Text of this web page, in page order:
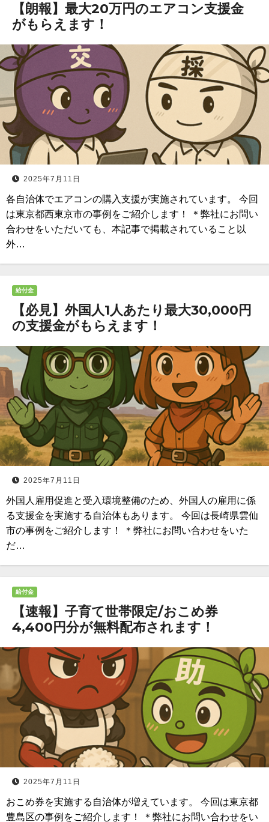
【朗報】最大20万円のエアコン支援金
がもらえます！
2025年7月11日
各自治体でエアコンの購入支援が実施されています。 今回
は東京都西東京市の事例をご紹介します！ ＊弊社にお問い
合わせをいただいても、本記事で掲載されていること以
外…
給付金
【必見】外国人1人あたり最大30,000円
の支援金がもらえます！
2025年7月11日
外国人雇用促進と受入環境整備のため、外国人の雇用に係
る支援金を実施する自治体もあります。 今回は長崎県雲仙
市の事例をご紹介します！ ＊弊社にお問い合わせをいた
だ…
給付金
【速報】子育て世帯限定/おこめ券
4,400円分が無料配布されます！
2025年7月11日
おこめ券を実施する自治体が増えています。 今回は東京都
豊島区の事例をご紹介します！ ＊弊社にお問い合わせをい